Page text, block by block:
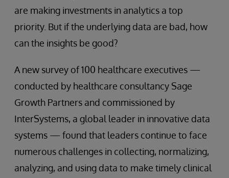
are making investments in analytics a top
priority. But if the underlying data are bad, how
can the insights be good?
A new survey of 100 healthcare executives —
conducted by healthcare consultancy Sage
Growth Partners and commissioned by
InterSystems, a global leader in innovative data
systems — found that leaders continue to face
numerous challenges in collecting, normalizing,
analyzing, and using data to make timely clinical